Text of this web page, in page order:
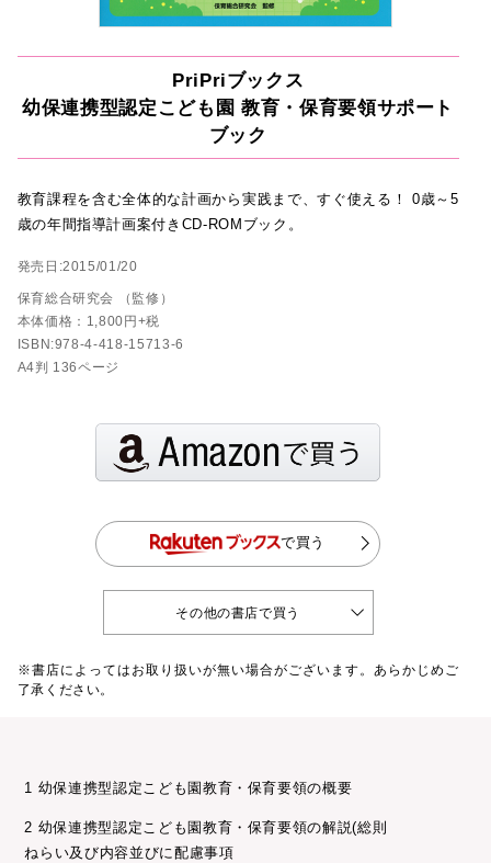
PriPriブックス
幼保連携型認定こども園 教育・保育要領サポート
ブック
教育課程を含む全体的な計画から実践まで、すぐ使える！ 0歳～5
歳の年間指導計画案付きCD-ROMブック。
発売日:2015/01/20
保育総合研究会 （監修）
本体価格：1,800円+税
ISBN:978-4-418-15713-6
A4判 136ページ
で買う
その他の書店で買う
※書店によってはお取り扱いが無い場合がございます。あらかじめご
了承ください。
1 幼保連携型認定こども園教育・保育要領の概要
2 幼保連携型認定こども園教育・保育要領の解説(総則
ねらい及び内容並びに配慮事項